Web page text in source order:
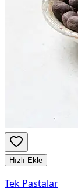
Hızlı Ekle
Tek Pastalar